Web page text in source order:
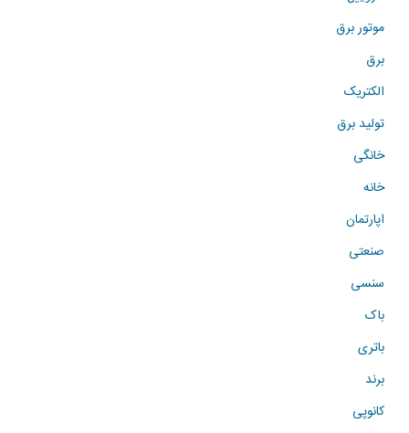
موتور برق
برق
الکتریک
تولید برق
خانگی
خانه
اپارتمان
صنعتی
سنسی
باک
باتری
برند
کانوپی